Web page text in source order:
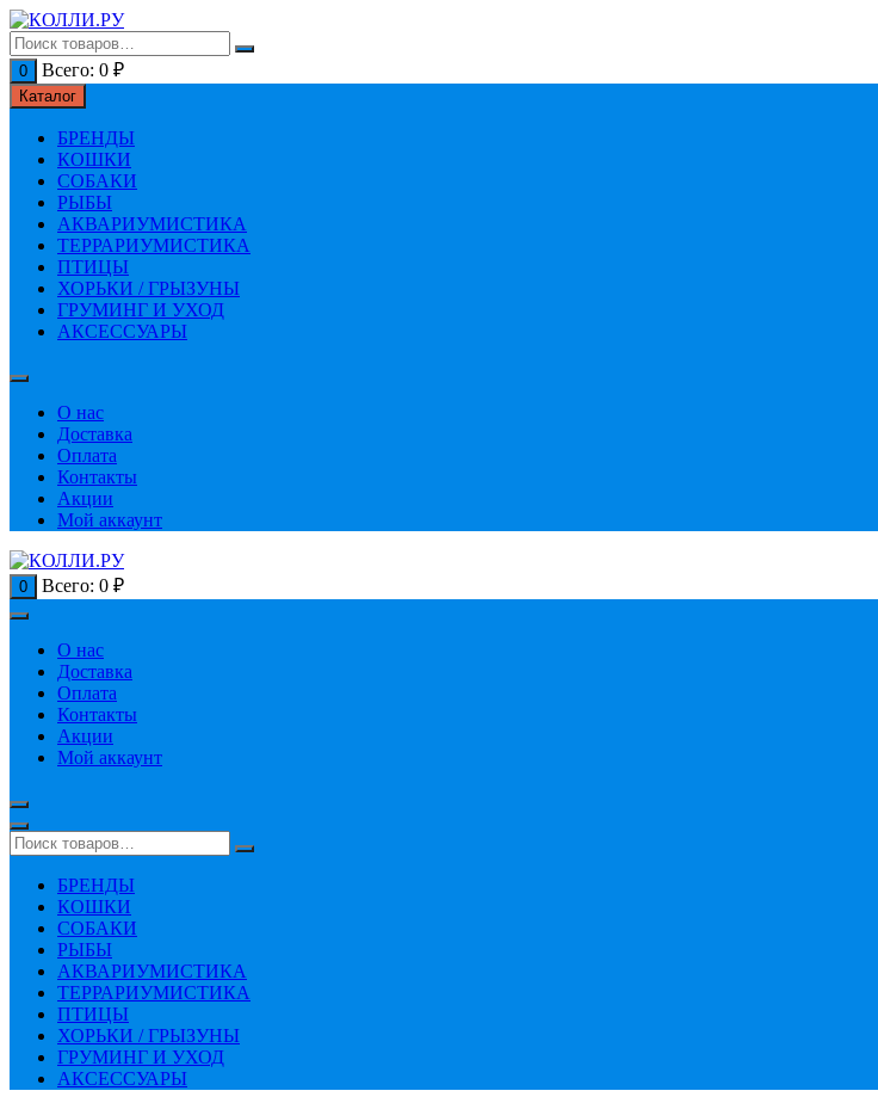
Перейти
к
содержимому
0 Всего: 0 ₽
Каталог
БРЕНДЫ
КОШКИ
СОБАКИ
РЫБЫ
АКВАРИУМИСТИКА
ТЕРРАРИУМИСТИКА
ПТИЦЫ
ХОРЬКИ / ГРЫЗУНЫ
ГРУМИНГ И УХОД
АКСЕССУАРЫ
О нас
Доставка
Оплата
Контакты
Акции
Мой аккаунт
0 Всего: 0 ₽
О нас
Доставка
Оплата
Контакты
Акции
Мой аккаунт
БРЕНДЫ
КОШКИ
СОБАКИ
РЫБЫ
АКВАРИУМИСТИКА
ТЕРРАРИУМИСТИКА
ПТИЦЫ
ХОРЬКИ / ГРЫЗУНЫ
ГРУМИНГ И УХОД
АКСЕССУАРЫ